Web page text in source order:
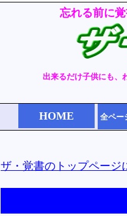
忘れる前に
出来るだけ子供にも、
HOME 全ペー
ザ・覚書のトップページ